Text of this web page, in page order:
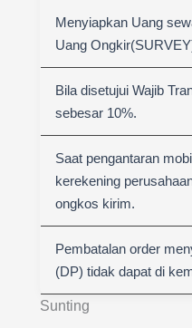
Sunting
Menyiapkan Uang
Uang
Bila disetujui Wajib
sebesar 10%.
Saat pengantaran
kerekening
ongkos kirim.
Pembatalan order
(DP) tidak dapat di